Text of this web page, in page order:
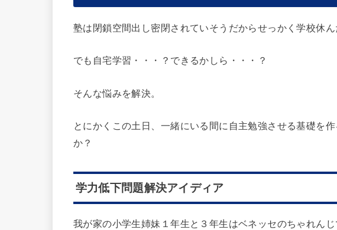
塾は閉鎖空間出し密閉されていそうだからせっかく学校休
でも自宅学習・・・？できるかしら・・・？
そんな悩みを解決。
とにかくこの土日、一緒にいる間に自主勉強させる基礎を
か？
学力低下問題解決アイディア
我が家の小学生姉妹１年生と３年生はベネッセのちゃれん